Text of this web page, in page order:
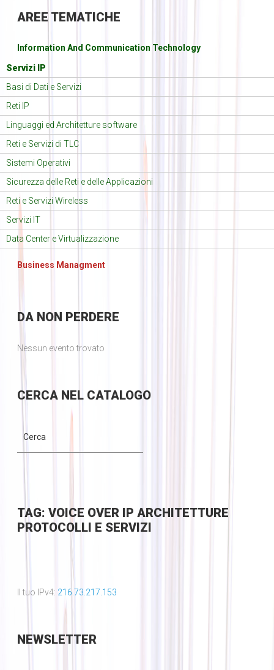
AREE TEMATICHE
Information And Communication Technology
Servizi IP
Basi di Dati e Servizi
Reti IP
Linguaggi ed Architetture software
Reti e Servizi di TLC
Sistemi Operativi
Sicurezza delle Reti e delle Applicazioni
Reti e Servizi Wireless
Servizi IT
Data Center e Virtualizzazione
Business Managment
DANON PERDERE
Nessun evento trovato
CERCANEL CATALOGO
TAG: VOICE OVER IP ARCHITETTURE
PROTOCOLLI E SERVIZI
Il tuo IPv4: 216.73.217.153
NEWSLETTER